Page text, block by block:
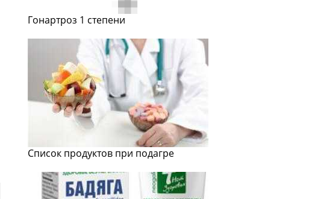
Гонартроз 1 степени
Список продуктов при подагре